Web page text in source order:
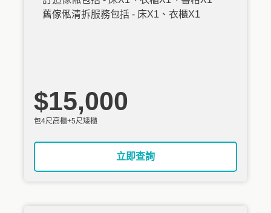
舊傢俬清拆服務包括 - 床X1、衣櫃X1
$15,000
包4尺高櫃+5尺矮櫃
立即查詢